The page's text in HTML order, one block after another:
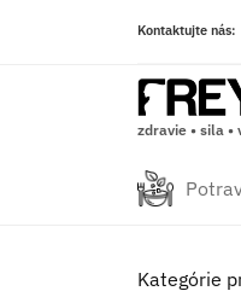
Kontaktujte nás:
zdravie • sila •
Kategórie